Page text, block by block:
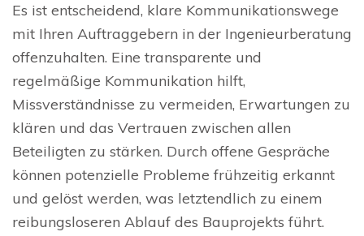
Es ist entscheidend, klare Kommunikationswege
mit Ihren Auftraggebern in der Ingenieurberatung
offenzuhalten. Eine transparente und
regelmäßige Kommunikation hilft,
Missverständnisse zu vermeiden, Erwartungen zu
klären und das Vertrauen zwischen allen
Beteiligten zu stärken. Durch offene Gespräche
können potenzielle Probleme frühzeitig erkannt
und gelöst werden, was letztendlich zu einem
reibungsloseren Ablauf des Bauprojekts führt.